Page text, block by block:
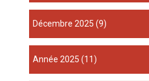
décembre 2025 (9)
année 2025 (11)